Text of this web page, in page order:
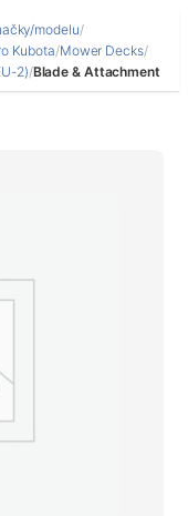
modelu/
Kubota/Mower Decks/
2)/Blade & Attachment